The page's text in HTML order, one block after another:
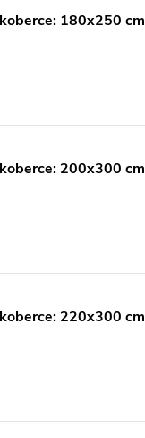
180x250 cm
200x300 cm
220x300 cm